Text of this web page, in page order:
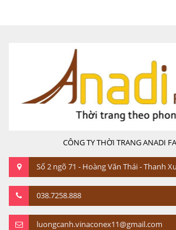
CÔNG TY THỜI TRANG ANADI
Số 2 ngõ 71 - Hoàng Văn Thái - Thanh
038.7258.888
luongcanh.vinaconex11@gmail.com